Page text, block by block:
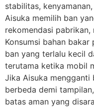
stabilitas,
Aisuka memilih ban
rekomendasi
Konsumsi bahan
ban yang terlalu kecil
terutama ketika mobil
Jika Aisuka mengganti
berbeda demi
batas aman yang